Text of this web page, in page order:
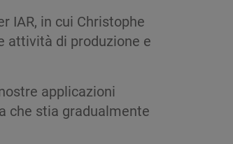
IAR, in cui Christophe
attività di produzione e
applicazioni
che stia gradualmente